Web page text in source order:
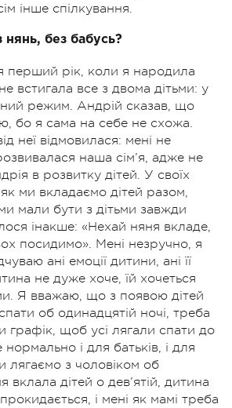
інше спілкування.
нянь, без бабусь?
перший рік, коли я народила
встигала все з двома дітьми: у
режим. Андрій сказав, що
бо я сама на себе не схожа.
неї відмовилася: мені не
наша сім’я, адже не
в розвитку дітей. У своїх
ми вкладаємо дітей разом,
мали бути з дітьми завжди
інакше: «Нехай няня вкладе,
посидимо». Мені незручно, я
ані емоції дитини, ані її
не дуже хоче, їй хочеться
Я вважаю, що з появою дітей
об одинадцятій ночі, треба
графік, щоб усі лягали спати до
нормально і для батьків, і для
лягаємо з чоловіком об
вклала дітей о дев’ятій, дитина
і мені як мамі треба